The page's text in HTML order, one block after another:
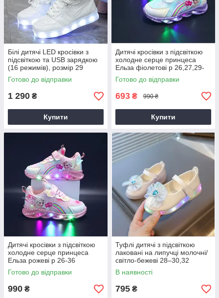
Білі дитячі LED кросівки з
підсвіткою та USB зарядкою
(16 режимів), розмір 29
(устілка 18 см)
Готово до відправки
1 290 ₴
Купити
Дитячі кросівки з підсвіткою
холодне серце принцеса
Ельза фіолетові р 26,27,29-
36
Готово до відправки
693 ₴ 990 ₴
Купити
Дитячі кросівки з підсвіткою
холодне серце принцеса
Ельза рожеві р 26-36
Готово до відправки
990 ₴
Туфлі дитячі з підсвіткою
лаковані на липучці молочні/
світло-бежеві 28–30,32
святкові туфельки для
дівчинки з LED підошвою
В наявності
795 ₴